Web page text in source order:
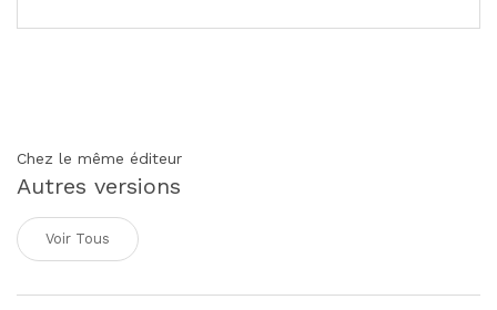
Chez le même éditeur
Autres versions
Voir Tous